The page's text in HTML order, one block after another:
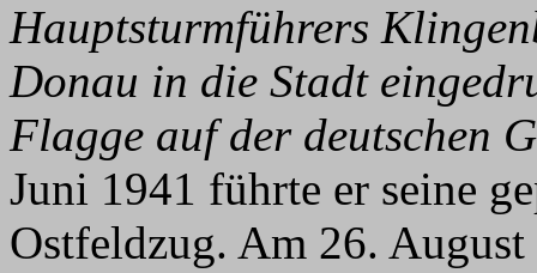
Hauptsturmführers
Donau in die Stadt
Flagge auf der deutschen
Juni 1941 führte er seine
Ostfeldzug. Am 26.